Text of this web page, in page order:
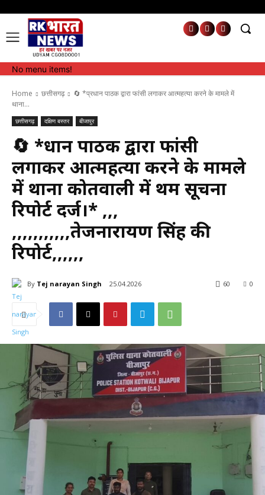
No menu items!
Home छत्तीसगढ़
🔄 *प्रधान पाठक द्वारा फांसी लगाकर आत्महत्या करने के मामले में
थाना...
छत्तीसगढ़ दक्षिण बस्तर बीजापुर
🔄 *प्रधान पाठक द्वारा फांसी
लगाकर आत्महत्या करने के मामले
में थाना कोतवाली में प्रथम सूचना
रिपोर्ट दर्ज।* ,,,
,,,,,,,,,,,तेजनारायण सिंह की
रिपोर्ट,,,,,,
By Tej narayan Singh 25.04.2026 0
60